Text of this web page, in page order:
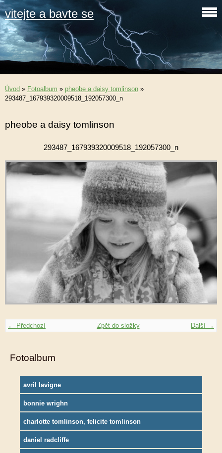
vitejte a bavte se
Úvod » Fotoalbum » pheobe a daisy tomlinson »
293487_167939320009518_192057300_n
pheobe a daisy tomlinson
293487_167939320009518_192057300_n
← Předchozí Další →
Zpět do složky
Fotoalbum
avril lavigne
bonnie wrighn
charlotte tomlinson, felicite tomlinson
daniel radcliffe